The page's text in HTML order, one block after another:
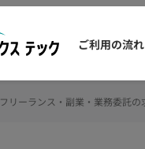
ご利用の流れ
フリーランス・副業・業務委託